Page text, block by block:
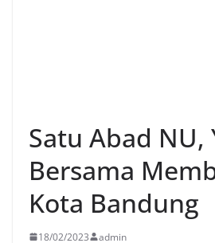
Satu Abad NU,
Bersama
Kota Bandung
18/02/2023 admin